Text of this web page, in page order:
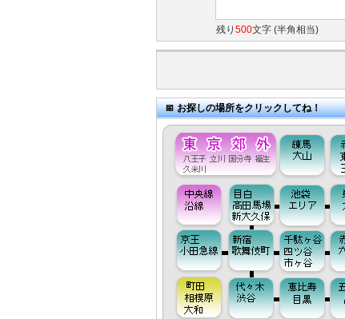
残り 500文字 (半角相当)
お探しの場所をクリックしてね！